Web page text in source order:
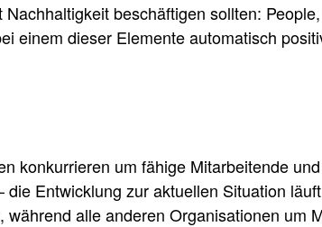
beschäftigen sollten:
einem dieser Elemente automatisch
konkurrieren um fähige Mitarbeitende
Entwicklung zur aktuellen Situation
alle anderen Organisationen um